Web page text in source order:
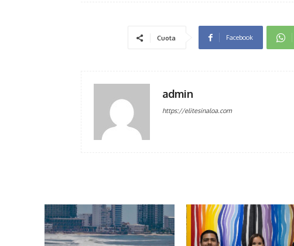
Cuota Facebook
admin
https://elitesinaloa.com